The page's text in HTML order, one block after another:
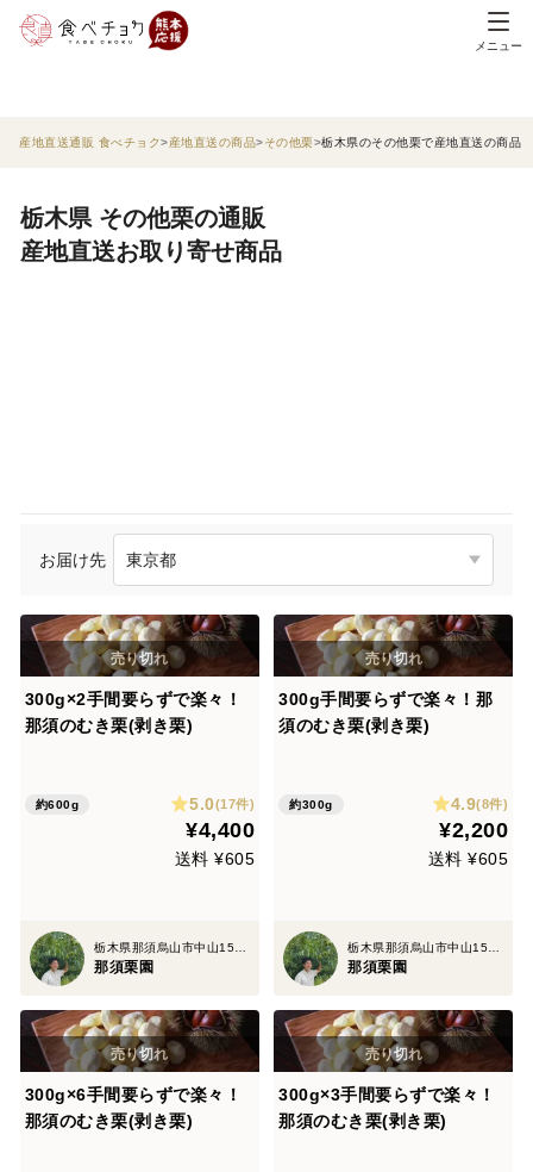
メニュー
産地直送通販 食べチョク 産地直送の商品 その他栗 栃木県のその他栗で産地直送の商品
栃木県 その他栗の通販
産地直送お取り寄せ商品
お届け先
300g×2手間要らずで楽々！
那須のむき栗(剥き栗)
約600g 5.0(17件)
¥4,400
送料 ¥605
那須栗園
300g手間要らずで楽々！那
須のむき栗(剥き栗)
約300g 4.9(8件)
¥2,200
送料 ¥605
那須栗園
300g×6手間要らずで楽々！
那須のむき栗(剥き栗)
300g×3手間要らずで楽々！
那須のむき栗(剥き栗)